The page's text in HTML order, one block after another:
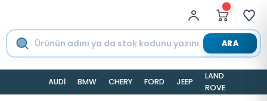
ARA
AUDİ BMW CHERY FORD JEEP
LAND
ROVER